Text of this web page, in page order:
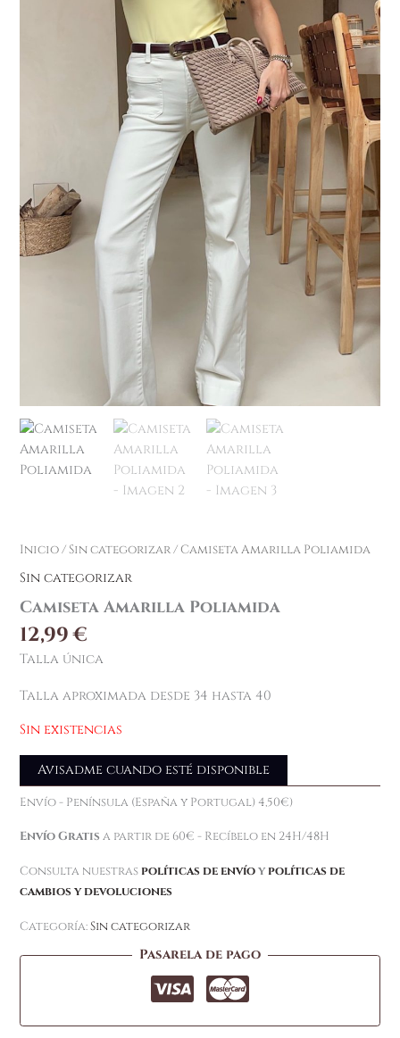
Inicio/Sin categorizar/ Camiseta Amarilla Poliamida
Sin categorizar
Camiseta Amarilla Poliamida
12,99€
Talla única
Talla aproximada desde 34 hasta 40
Sin existencias
Avisadme cuando esté disponible
Envío - Península (España y Portugal) 4,50€)
Envío Gratis a partir de 60€ - Recíbelo en 24H/48H
Consulta nuestras políticas de envíoy políticas de
cambios y devoluciones
Categoría:Sin categorizar
Pasarela de pago